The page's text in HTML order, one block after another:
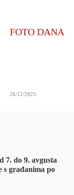
FOTO DANA
26/12/2025
7. do 9. avgusta
s građanima po